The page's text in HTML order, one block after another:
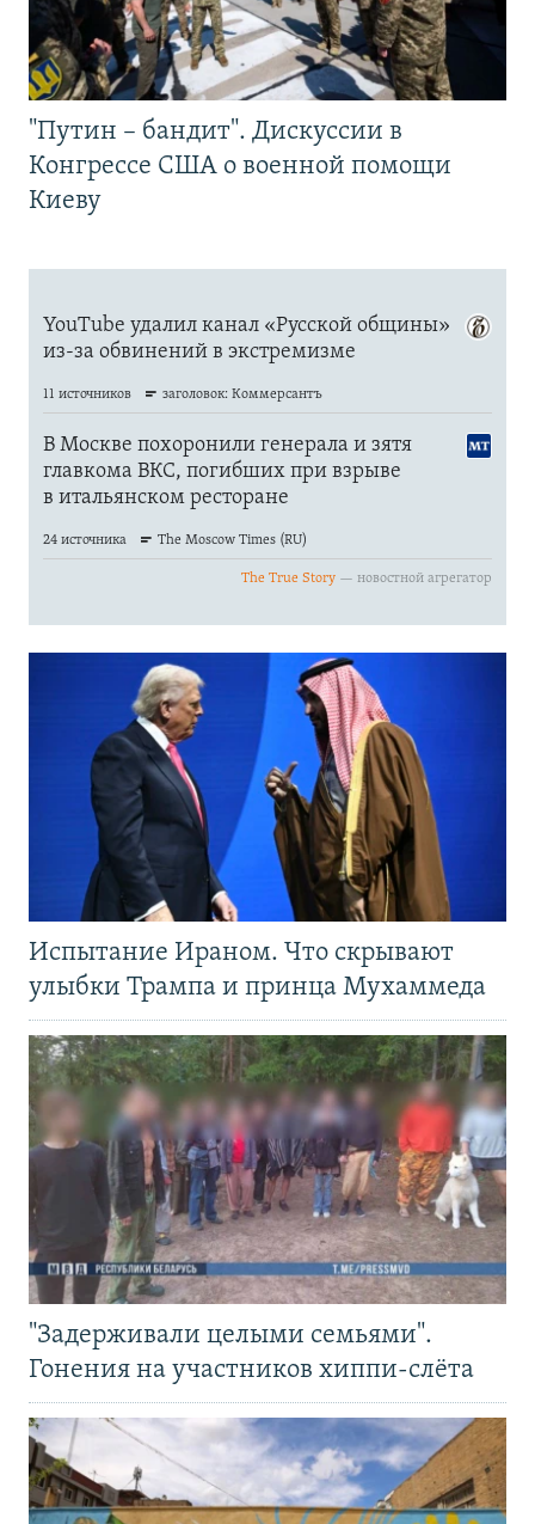
"Путин – бандит". Дискуссии в
Конгрессе США о военной помощи
Киеву
Испытание Ираном. Что скрывают
улыбки Трампа и принца Мухаммеда
"Задерживали целыми семьями".
Гонения на участников хиппи-слёта